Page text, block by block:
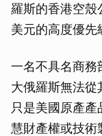
羅斯的香港空殼
美元的高度優先
一名不具名商務
大俄羅斯無法從
只是美國原產
慧財產權或技術